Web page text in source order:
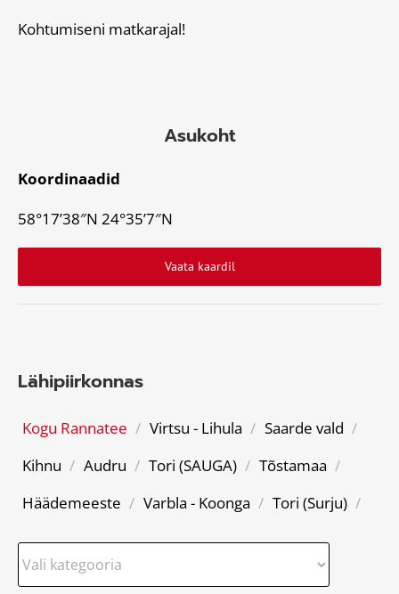
Kohtumiseni matkarajal!
Asukoht
Koordinaadid
58°17’38″N 24°35’7″N
Vaata kaardil
Lähipiirkonnas
Kogu Rannatee / Virtsu - Lihula / Saarde vald /
Kihnu / Audru / Tori (SAUGA) / Tõstamaa /
Häädemeeste / Varbla - Koonga / Tori (Surju) /